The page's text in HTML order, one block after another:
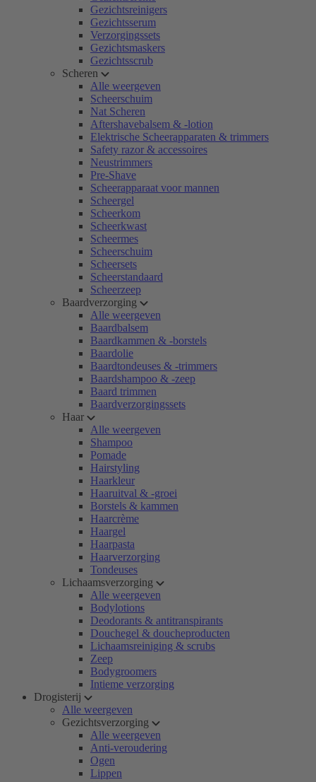
Gezichtsreinigers
Gezichtsserum
Verzorgingssets
Gezichtsmaskers
Gezichtsscrub
Scheren
Alle weergeven
Scheerschuim
Nat Scheren
Aftershavebalsem & -lotion
Elektrische Scheerapparaten & trimmers
Safety razor & accessoires
Neustrimmers
Pre-Shave
Scheerapparaat voor mannen
Scheergel
Scheerkom
Scheerkwast
Scheermes
Scheerschuim
Scheersets
Scheerstandaard
Scheerzeep
Baardverzorging
Alle weergeven
Baardbalsem
Baardkammen & -borstels
Baardolie
Baardtondeuses & -trimmers
Baardshampoo & -zeep
Baard trimmen
Baardverzorgingssets
Haar
Alle weergeven
Shampoo
Pomade
Hairstyling
Haarkleur
Haaruitval & -groei
Borstels & kammen
Haarcrème
Haargel
Haarpasta
Haarverzorging
Tondeuses
Lichaamsverzorging
Alle weergeven
Bodylotions
Deodorants & antitranspirants
Douchegel & doucheproducten
Lichaamsreiniging & scrubs
Zeep
Bodygroomers
Intieme verzorging
Drogisterij
Alle weergeven
Gezichtsverzorging
Alle weergeven
Anti-veroudering
Ogen
Lippen